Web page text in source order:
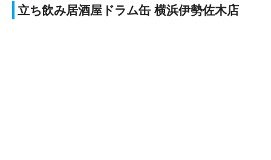
立ち飲み居酒屋ドラム缶 横浜伊勢佐木店